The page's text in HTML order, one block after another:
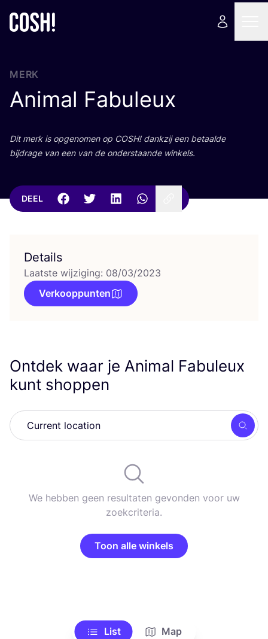
MERK
Animal Fabuleux
Dit merk is opge­no­men op COSH! dank­zij een betaal­de
bij­dra­ge van een van de onder­staan­de winkels.
DEEL
Details
Laatste wijziging: 08/03/2023
Verkooppunten
Ontdek waar je Animal Fabuleux
kunt shoppen
Zoek
We hebben geen resultaten gevonden voor uw
zoekcriteria.
Toon alle winkels
List Map